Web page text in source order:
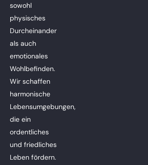
sowohl
physisches
Durcheinander
als auch
emotionales
Wohlbefinden.
Wir schaffen
harmonische
Lebensumgebungen,
die ein
ordentliches
und friedliches
Leben fördern.